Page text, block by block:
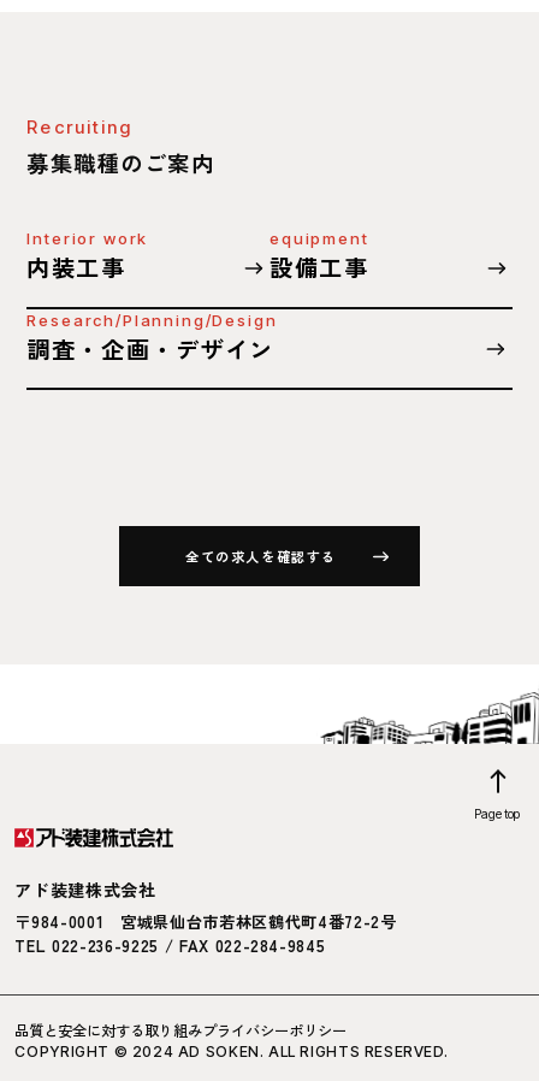
Recruiting
募集職種のご案内
Interior work
内装工事
equipment
設備工事
Research/Planning/Design
調査・企画・デザイン
全ての求人を確認する
アド装建株式会社
〒984-0001 宮城県仙台市若林区鶴代町4番72-2号
TEL 022-236-9225 / FAX 022-284-9845
品質と安全に対する取り組みプライバシーポリシー
COPYRIGHT © 2024 AD SOKEN. ALL RIGHTS RESERVED.
Page top